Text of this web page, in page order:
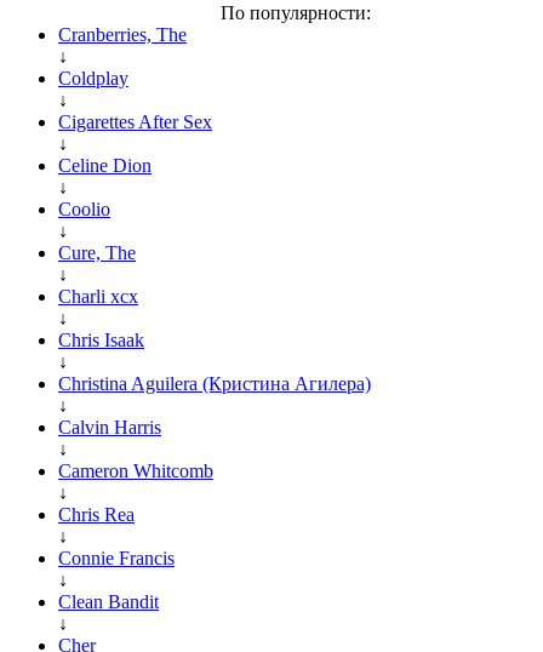
По популярности:
Cranberries, The
↓
Coldplay
↓
Cigarettes After Sex
↓
Celine Dion
↓
Coolio
↓
Cure, The
↓
Charli xcx
↓
Chris Isaak
↓
Christina Aguilera (Кристина Агилера)
↓
Calvin Harris
↓
Cameron Whitcomb
↓
Chris Rea
↓
Connie Francis
↓
Clean Bandit
↓
Cher